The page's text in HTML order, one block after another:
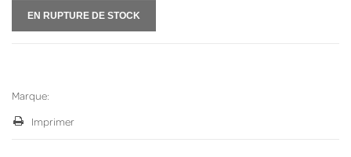
EN RUPTURE DE STOCK
Marque:
Imprimer